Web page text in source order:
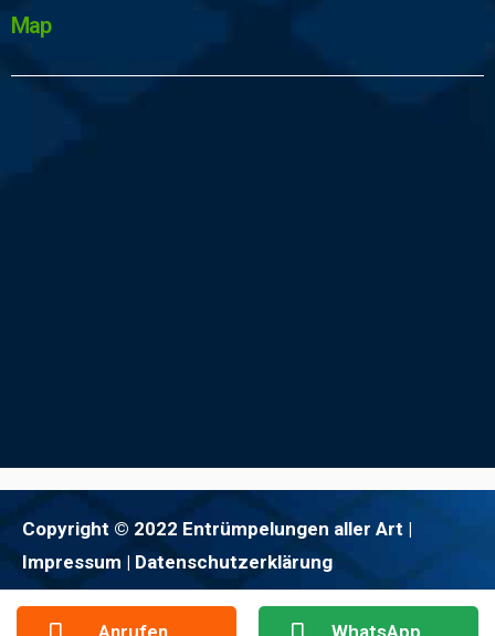
Map
Copyright © 2022 Entrümpelungen aller Art |
Impressum | Datenschutzerklärung
Anrufen WhatsApp